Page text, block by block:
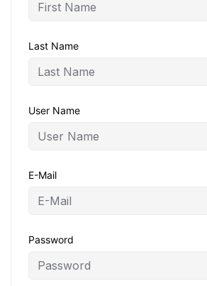
Last Name
User Name
E-Mail
Password